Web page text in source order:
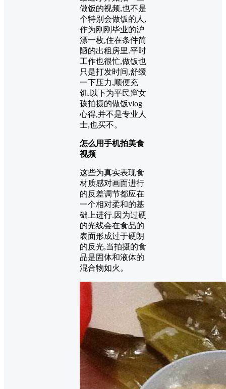
做饭的视频,也不是
个特别会做饭的人,
作为刚刚毕业的沪
漂一枚,住在条件简
陋的出租房里.平时
工作也很忙,做饭也
只是打发时间,舒缓
一下压力,顺便充
饥.以下为平民窟女
孩拍摄的做饭vlog
心得,并不是专业人
士,也买不。
怎么用手机拍美食
视频
这些为真实表现食
材质感对画面进行
的反差调节都应在
一个相对柔和的基
础上进行.因为过硬
的光线会在食品的
表面形成过于硬朗
的反光,当拍摄的食
品是固体和液体的
混合物如火。